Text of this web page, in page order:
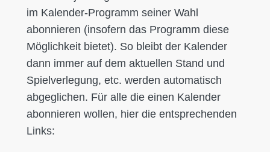
im Kalender-Programm seiner Wahl
abonnieren (insofern das Programm diese
Möglichkeit bietet). So bleibt der Kalender
dann immer auf dem aktuellen Stand und
Spielverlegung, etc. werden automatisch
abgeglichen. Für alle die einen Kalender
abonnieren wollen, hier die entsprechenden
Links: